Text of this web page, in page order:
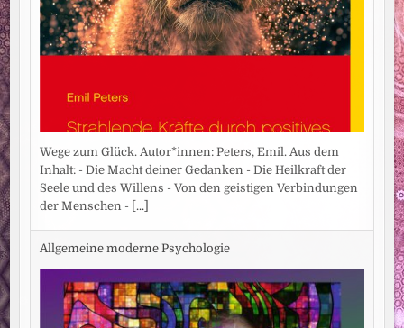
Wege zum Glück. Autor*innen: Peters, Emil. Aus dem
Inhalt: - Die Macht deiner Gedanken - Die Heilkraft der
Seele und des Willens - Von den geistigen Verbindungen
der Menschen -
[...]
Allgemeine moderne Psychologie